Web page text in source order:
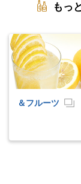
もっ
＆フルーツ